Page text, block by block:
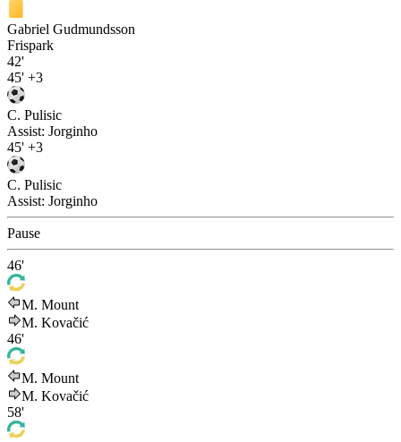
Gabriel Gudmundsson
Frispark
42'
45' +3
C. Pulisic
Assist: Jorginho
45' +3
C. Pulisic
Assist: Jorginho
Pause
46'
M. Mount
M. Kovačić
46'
M. Mount
M. Kovačić
58'